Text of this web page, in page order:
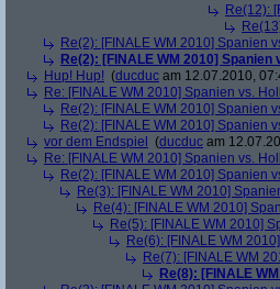
Re(12):
Re(2): [FINALE WM 2010] Spanien
Re(2): [FINALE WM 2010] Spanien
Hup! Hup! (ducduc am 12.07.2010,
Re: [FINALE WM 2010] Spanien vs.
Re(2): [FINALE WM 2010] Spanien
Re(2): [FINALE WM 2010] Spanien
vor dem Endspiel
(ducduc am
Re: [FINALE WM 2010] Spanien vs.
Re(2): [FINALE WM 2010] Spanien
Re(3): [FINALE WM 2010]
Re(4): [FINALE WM 2010]
Re(5): [FINALE WM 2010]
Re(6): [FINALE WM
Re(7): [FINALE WM
Re(8): [FINALE